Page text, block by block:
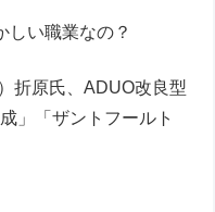
しい職業なの？
折原氏、ADUO改良型
」「ザントフールト